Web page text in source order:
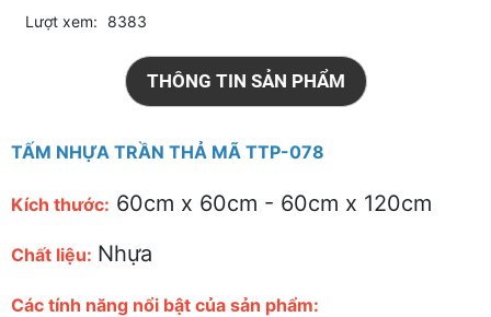
Lượt xem: 8383
THÔNG TIN SẢN PHẨM
TẤM NHỰA TRẦN THẢ MÃ TTP-078
Kích thước: 60cm x 60cm - 60cm x 120cm
Chất liệu: Nhựa
Các tính năng nổi bật của sản phẩm: